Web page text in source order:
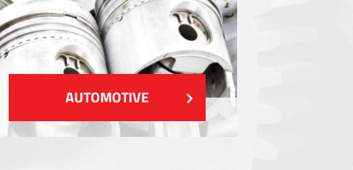
AUTOMOTIVE